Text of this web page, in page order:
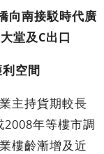
向南接駁時代廣
堂及C出口
空間
主持貨期較長
年等樓市調
樓齡漸增及近